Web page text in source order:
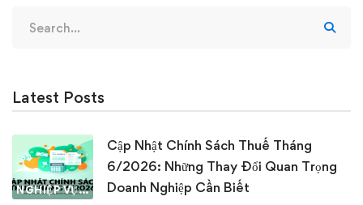
for:
Latest Posts
NGHIỆP VỤ KẾ TOÁN & THUẾ
Cập Nhật Chính Sách Thuế Tháng
6/2026: Những Thay Đổi Quan Trọng
Doanh Nghiệp Cần Biết